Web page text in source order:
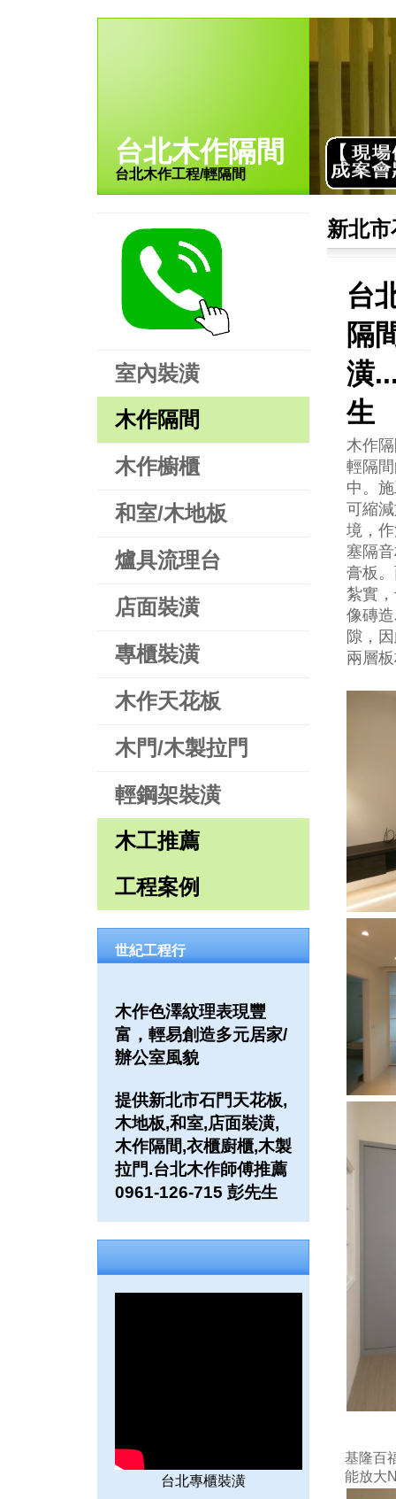
台北木作隔間
台北木作工程/輕隔間
室內裝潢
木作隔間
木作櫥櫃
和室/木地板
爐具流理台
店面裝潢
專櫃裝潢
木作天花板
木門/木製拉門
輕鋼架裝潢
木工推薦
工程案例
世紀工程行
木作色澤紋理表現豐
富，輕易創造多元居家/
辦公室風貌
提供新北市石門天花板,
木地板,和室,店面裝潢,
木作隔間,衣櫃廚櫃,木製
拉門.台北木作師傅推薦
0961-126-715 彭先生
台北專櫃裝潢
新北
台
隔
潢
生
木作
輕隔
中。
可縮
境，
塞隔
膏板
紮實
像磚
隙，
兩層
基隆百
能放大